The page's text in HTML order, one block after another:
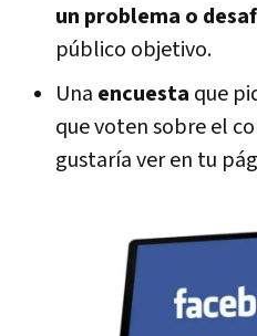
un problema o
público objetivo.
Una encuesta que
que voten sobre el
gustaría ver en tu